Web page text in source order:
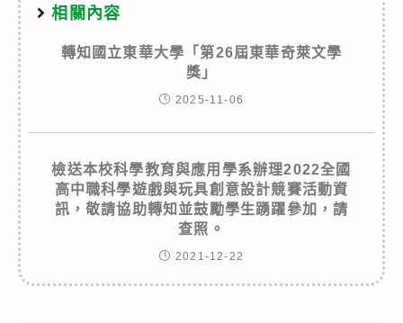
相關內容
轉知國立東華大學「第26屆東華奇萊文學
獎」
2025-11-06
檢送本校科學教育與應用學系辦理2022全國
高中職科學遊戲與玩具創意設計競賽活動資
訊，敬請協助轉知並鼓勵學生踴躍參加，請
查照。
2021-12-22